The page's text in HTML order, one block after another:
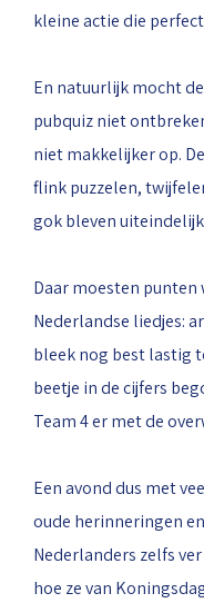
kleine actie die
En natuurlijk mocht
pubquiz niet
niet makkelijker op.
flink puzzelen,
gok bleven
Daar moesten
Nederlandse liedjes:
bleek nog best lastig
beetje in de cijfers
Team 4 er met de
Een avond dus met
oude herinneringen
Nederlanders zelfs
hoe ze van